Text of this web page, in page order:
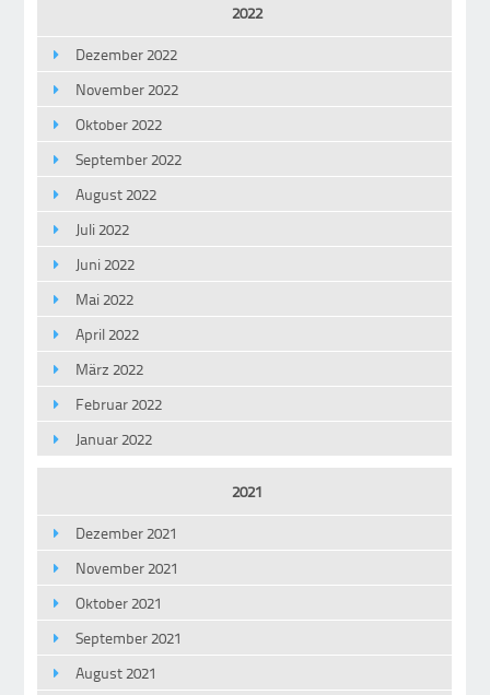
2022
Dezember 2022
November 2022
Oktober 2022
September 2022
August 2022
Juli 2022
Juni 2022
Mai 2022
April 2022
März 2022
Februar 2022
Januar 2022
2021
Dezember 2021
November 2021
Oktober 2021
September 2021
August 2021